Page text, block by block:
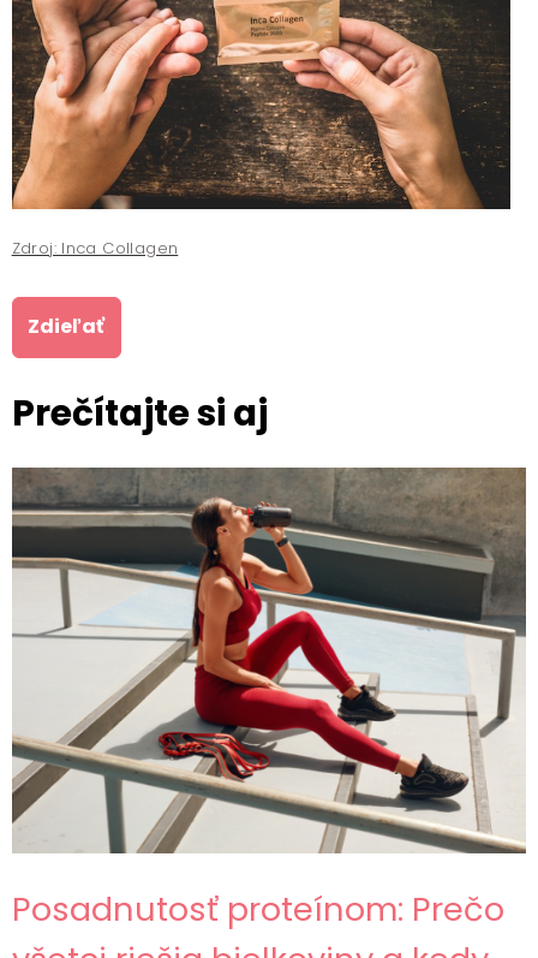
Zdroj: Inca Collagen
Zdieľať
Prečítajte si aj
Posadnutosť proteínom: Prečo